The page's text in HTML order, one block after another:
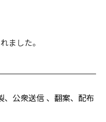
ました。
公衆送信 、翻案、配布